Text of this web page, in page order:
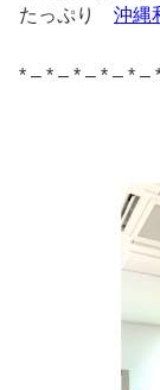
たっぷり 沖縄
* – * – * – * – * –